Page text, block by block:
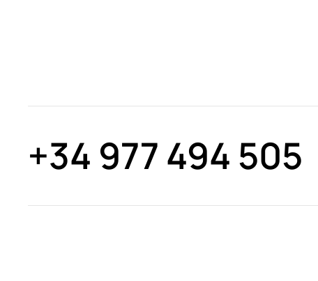
+34 977 494 505